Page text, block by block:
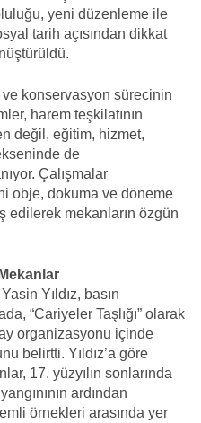
yeni düzenleme ile
tarih açısından dikkat
ve konservasyon sürecinin
harem teşkilatının
değil, eğitim, hizmet,
de
Çalışmalar
obje, dokuma ve döneme
edilerek mekanların özgün
Yıldız, basın
“Cariyeler Taşlığı” olarak
organizasyonu içinde
belirtti. Yıldız’a göre
17. yüzyılın sonlarında
ardından
örnekleri arasında yer